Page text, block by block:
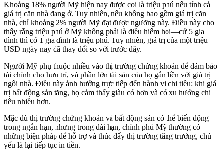
Khoảng 18% người Mỹ hiện nay được coi là triệu phú nếu tính cả
giá trị căn nhà đang ở. Tuy nhiên, nếu không bao gồm giá trị căn
nhà, chỉ khoảng 2% người Mỹ đạt được ngưỡng này. Điều này cho
thấy rằng triệu phú ở Mỹ không phải là điều hiếm hoi—cứ 5 gia
đình thì có 1 gia đình là triệu phú. Tuy nhiên, giá trị của một triệu
USD ngày nay đã thay đổi so với trước đây.
Người Mỹ phụ thuộc nhiều vào thị trường chứng khoán để đảm bảo
tài chính cho hưu trí, và phần lớn tài sản của họ gắn liền với giá trị
ngôi nhà. Điều này ảnh hưởng trực tiếp đến hành vi chi tiêu: khi giá
trị bất động sản tăng, họ cảm thấy giàu có hơn và có xu hướng chi
tiêu nhiều hơn.
Mặc dù thị trường chứng khoán và bất động sản có thể biến động
trong ngắn hạn, nhưng trong dài hạn, chính phủ Mỹ thường có
những biện pháp để hỗ trợ và thúc đẩy thị trường tăng trưởng, chủ
yếu là lại tiếp tục in tiền.